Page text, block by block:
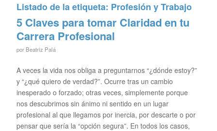
Listado de la etiqueta: Profesión y Trabajo
5 Claves para tomar Claridad en tu
Carrera Profesional
por Beatriz Palá
A veces la vida nos obliga a preguntarnos “¿dónde estoy?”
y “¿qué quiero de verdad?”. Ocurre tras un cambio
inesperado o forzado; otras veces, simplemente porque
nos descubrimos sin ánimo ni sentido en un lugar
profesional al que llegamos por inercia, por descarte o por
pensar que sería la “opción segura”. En todos los casos,